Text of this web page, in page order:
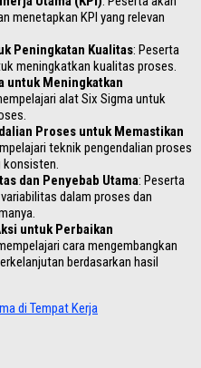
menetapkan KPI yang relevan
Peningkatan Kualitas: Peserta
meningkatkan kualitas proses.
untuk Meningkatkan
alat Six Sigma untuk
Proses untuk Memastikan
teknik pengendalian proses
konsisten.
dan Penyebab Utama: Peserta
dalam proses dan
untuk Perbaikan
cara mengembangkan
berdasarkan hasil
di Tempat Kerja